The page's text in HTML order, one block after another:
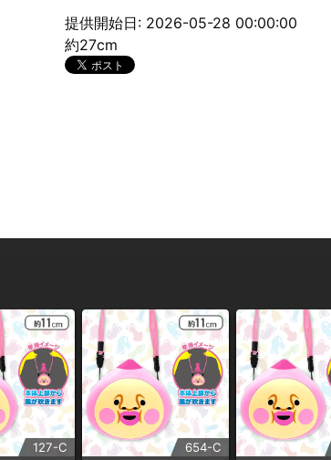
提供開始日: 2026-05-28 00:00:00
約27cm
127-C 654-C